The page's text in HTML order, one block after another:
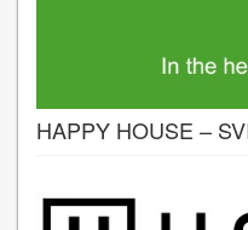
HAPPY HOUSE –